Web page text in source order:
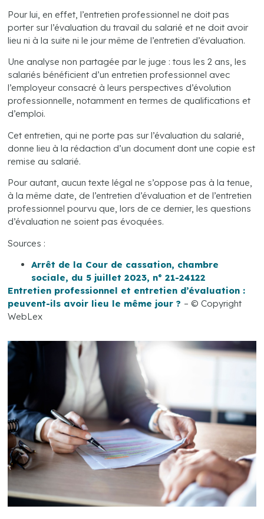
Pour lui, en effet, l’entretien professionnel ne doit pas
porter sur l’évaluation du travail du salarié et ne doit avoir
lieu ni à la suite ni le jour même de l’entretien d’évaluation.
Une analyse non partagée par le juge : tous les 2 ans, les
salariés bénéficient d’un entretien professionnel avec
l’employeur consacré à leurs perspectives d’évolution
professionnelle, notamment en termes de qualifications et
d’emploi.
Cet entretien, qui ne porte pas sur l’évaluation du salarié,
donne lieu à la rédaction d’un document dont une copie est
remise au salarié.
Pour autant, aucun texte légal ne s’oppose pas à la tenue,
à la même date, de l’entretien d’évaluation et de l’entretien
professionnel pourvu que, lors de ce dernier, les questions
d’évaluation ne soient pas évoquées.
Sources :
Arrêt de la Cour de cassation, chambre
sociale, du 5 juillet 2023, n° 21-24122
Entretien professionnel et entretien d’évaluation :
peuvent-ils avoir lieu le même jour ? – © Copyright
WebLex